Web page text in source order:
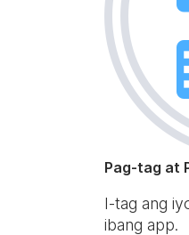
Pag-tag at
I-tag ang
ibang app.